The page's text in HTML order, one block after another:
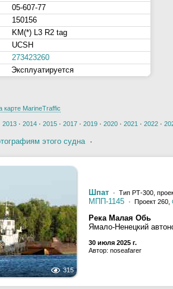
05-607-77
150156
KM(*) L3 R2 tag
UCSH
273423260
Эксплуатируется
карте MarineTraffic
2013 · 2014 · 2015 · 2017 · 2019 · 2020 · 2021 · 2022 ·
этого судна·
315
Шпат · Тип РТ-300,
МПП-1145 · Проект 260,
Река Малая Обь
Ямало-Ненецкий
30 июля 2025 г.
Автор: noseafarer